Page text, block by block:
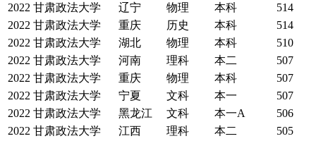
2022 甘肃政法大学 辽宁 物理 本科
514
2022 甘肃政法大学 重庆 历史 本科
514
2022 甘肃政法大学 湖北 物理 本科
510
2022 甘肃政法大学 河南 理科 本二
507
2022 甘肃政法大学 重庆 物理 本科
507
2022 甘肃政法大学 宁夏 文科 本一
507
2022 甘肃政法大学 黑龙江 文科 本一A
506
2022 甘肃政法大学 江西 理科 本二
505